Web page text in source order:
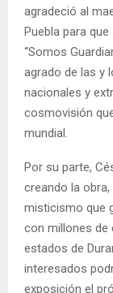
agradeció al
Puebla para
“Somos
agrado de las y
nacionales y
cosmovisión
mundial.
Por su parte,
creando la
misticismo que
con millones de
estados de
interesados
exposición el